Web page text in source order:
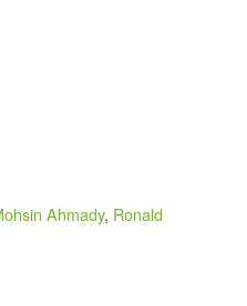
Ahmady, Ronald